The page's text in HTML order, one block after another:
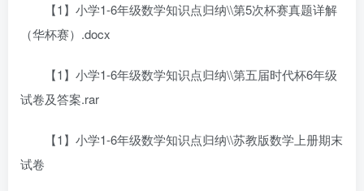
【1】小学1-6年级数学知识点归纳\\第5次杯赛真题详解
（华杯赛）.docx
【1】小学1-6年级数学知识点归纳\\第五届时代杯6年级
试卷及答案.rar
【1】小学1-6年级数学知识点归纳\\苏教版数学上册期末
试卷